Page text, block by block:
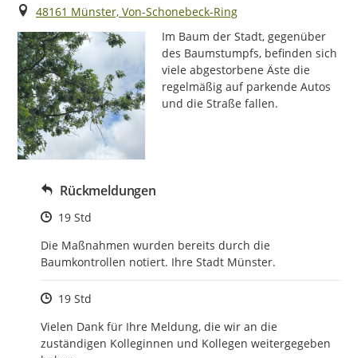
Ort
48161 Münster, Von-Schonebeck-Ring
Im Baum der Stadt, gegenüber
des Baumstumpfs, befinden sich
viele abgestorbene Äste die
regelmäßig auf parkende Autos
und die Straße fallen.
Rückmeldungen
Zeitpunkt des Erstellens
19 Std
Die Maßnahmen wurden bereits durch die
Baumkontrollen notiert. Ihre Stadt Münster.
Zeitpunkt des Erstellens
19 Std
Vielen Dank für Ihre Meldung, die wir an die
zuständigen Kolleginnen und Kollegen weitergegeben